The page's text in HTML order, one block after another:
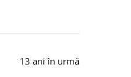
13 ani în urmă